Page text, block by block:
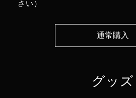
さい）
通常購入
グッズ